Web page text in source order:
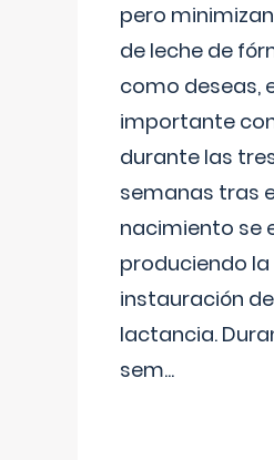
pero
de leche de
como deseas,
importante
durante las
semanas tras
nacimiento se
produciendo la
instauración
lactancia.
sem...